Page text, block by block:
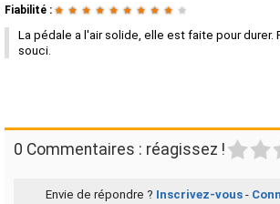
Fiabilité : ★ ★ ★ ★ ★ ★ ★ ★ ★ ★
La pédale a l'air solide, elle est faite pour durer.
souci.
0 Commentaires : réagissez !
Envie de répondre ? Inscrivez-vous-